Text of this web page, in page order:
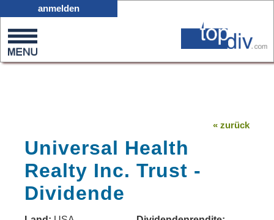
0
on
anmelden
« zurück
Universal Health
Realty Inc. Trust -
Dividende